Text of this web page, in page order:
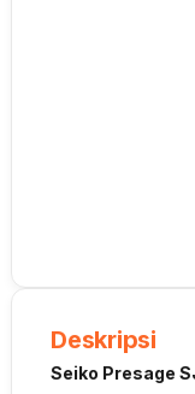
Deskripsi
Seiko Presage